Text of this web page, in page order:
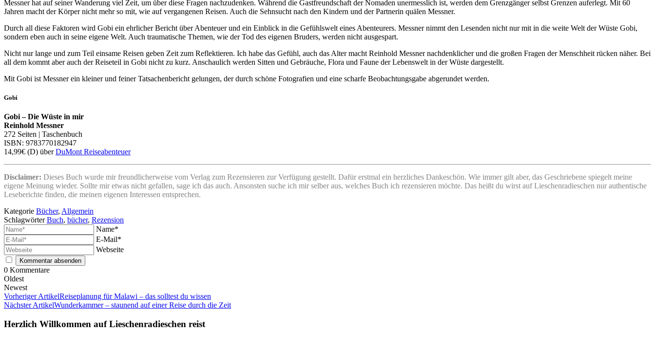
Messner hat auf seiner Wanderung viel Zeit, um über diese Fragen nachzudenken. Während die Gastfreundschaft der Nomaden unermesslich ist, werden dem Grenzgänger selbst Grenzen auferlegt. Mit 60
Jahren macht der Körper nicht mehr so mit, wie auf vergangenen Reisen. Auch die Sehnsucht nach den Kindern und der Partnerin quälen Messner.
Durch all diese Faktoren wird Gobi ein ehrlicher Bericht über Abenteuer und ein Einblick in die Gefühlswelt eines Abenteurers. Messner nimmt den Lesenden nicht nur mit in die weite Welt der Wüste Gobi,
sondern eben auch in seine eigene Welt. Auch traumatische Themen, wie der Tod des eigenen Bruders, werden nicht ausgespart.
Nicht nur lange und zum Teil einsame Reisen geben Zeit zum Reflektieren. Ich habe das Gefühl, auch das Alter macht Reinhold Messner nachdenklicher und die großen Fragen der Menschheit rücken näher. Bei
all dem kommt aber auch der Reiseteil in Gobi nicht zu kurz. Anschaulich werden Sitten und Gebräuche, Flora und Faune der Lebenswelt in der Wüste dargestellt.
Mit Gobi ist Messner ein kleiner und feiner Tatsachenbericht gelungen, der durch schöne Fotografien und eine scharfe Beobachtungsgabe abgerundet werden.
Gobi
Gobi – Die Wüste in mir
Reinhold Messner
272 Seiten | Taschenbuch
ISBN: 9783770182947
14,99€ (D) überDuMont Reiseabenteuer
Disclaimer: Dieses Buch wurde mir freundlicherweise vom Verlag zum Rezensieren zur Verfügung gestellt. Dafür erstmal ein herzliches Dankeschön. Wie immer gilt aber, das Geschriebene spiegelt meine
eigene Meinung wieder. Sollte mir etwas nicht gefallen, sage ich das auch. Ansonsten suche ich mir selber aus, welches Buch ich rezensieren möchte. Das heißt du wirst auf Lieschenradieschen nur authentische
Leseberichte finden, die meinen eigenen Interessen entsprechen.
Kategorie Bücher, Allgemein
SchlagwörterBuch, bücher, Rezension
Name*
E-Mail*
Webseite
0 Kommentare
Oldest
Newest
Vorheriger ArtikelReiseplanung für Malawi – das solltest du wissen
Nächster ArtikelWunderkammer – staunend auf einer Reise durch die Zeit
Herzlich Willkommen auf Lieschenradieschen reist